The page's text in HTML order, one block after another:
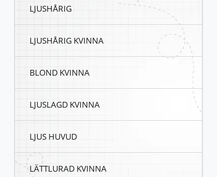
LJUSHÅRIG
LJUSHÅRIG KVINNA
BLOND KVINNA
LJUSLAGD KVINNA
LJUS HUVUD
LÄTTLURAD KVINNA